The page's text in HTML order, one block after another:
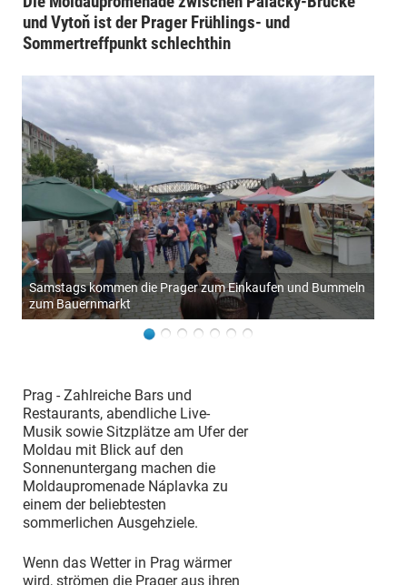
und Vytoň ist der Prager Frühlings- und
Sommertreffpunkt schlechthin
Samstags kommen die Prager zum Einkaufen und Bummeln
zum Bauernmarkt
Prag - Zahlreiche Bars und
Restaurants, abendliche Live-
Musik sowie Sitzplätze am Ufer der
Moldau mit Blick auf den
Sonnenuntergang machen die
Moldaupromenade Náplavka zu
einem der beliebtesten
sommerlichen Ausgehziele.
Wenn das Wetter in Prag wärmer
wird, strömen die Prager aus ihren